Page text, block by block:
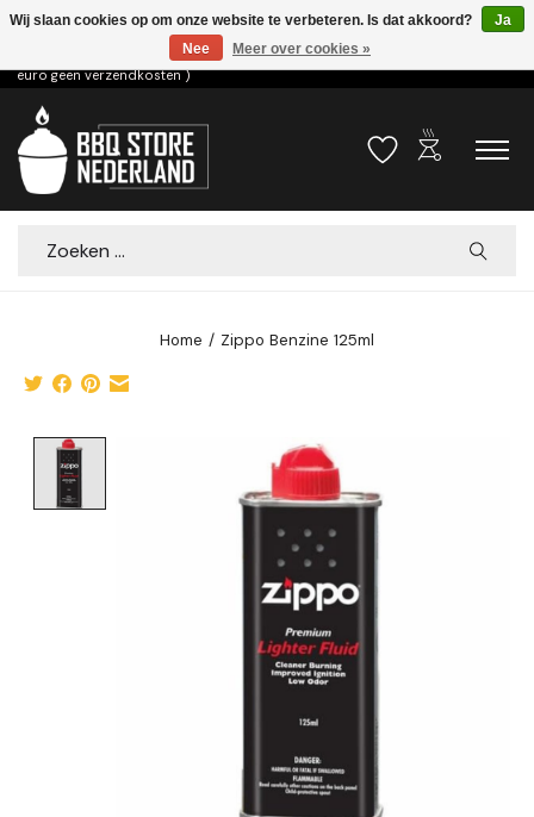
Voor 15.00u besteld dezelfde dag verzonden! ( 6,95 verzendkosten, vanaf 75
euro geen verzendkosten )
Verlanglijst
outdoor_grill
Zoeken
Home / Zippo Benzine 125ml
Product image slideshow Items
Wij slaan cookies op om onze website te verbeteren. Is dat akkoord?
Ja
Nee
Meer over cookies »